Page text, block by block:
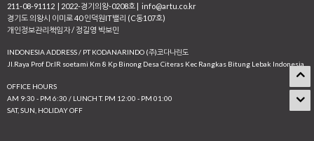
211-08-91112
2022-경기의왕-0208호
info@artu.co.kr
경기도 의왕시 이미로 40 인덕원IT밸리 (C동107호)
개인정보관리책임자 / 정길영 박보민
INDONESIA ADDRESS / PT KODANARINDO (주)코다나린도
JI.Raya Prof Dr.IR soetami Km 8 Kp Binong Desa Citeras Kec Rangkas Bitung Lebak Indonesia
OFFICE HOURS
AM 9:30 - PM 6:30 / LUNCH T. PM 12:00 - PM 01:00
SAT, SUN, HOLIDAY OFF